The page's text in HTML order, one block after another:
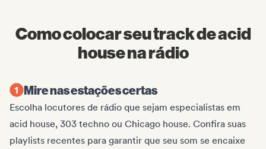
Como colocar seu track de acid
house na rádio
Mire nas estações certas
Escolha locutores de rádio que sejam especialistas em
acid house, 303 techno ou Chicago house. Confira suas
playlists recentes para garantir que seu som se encaixe